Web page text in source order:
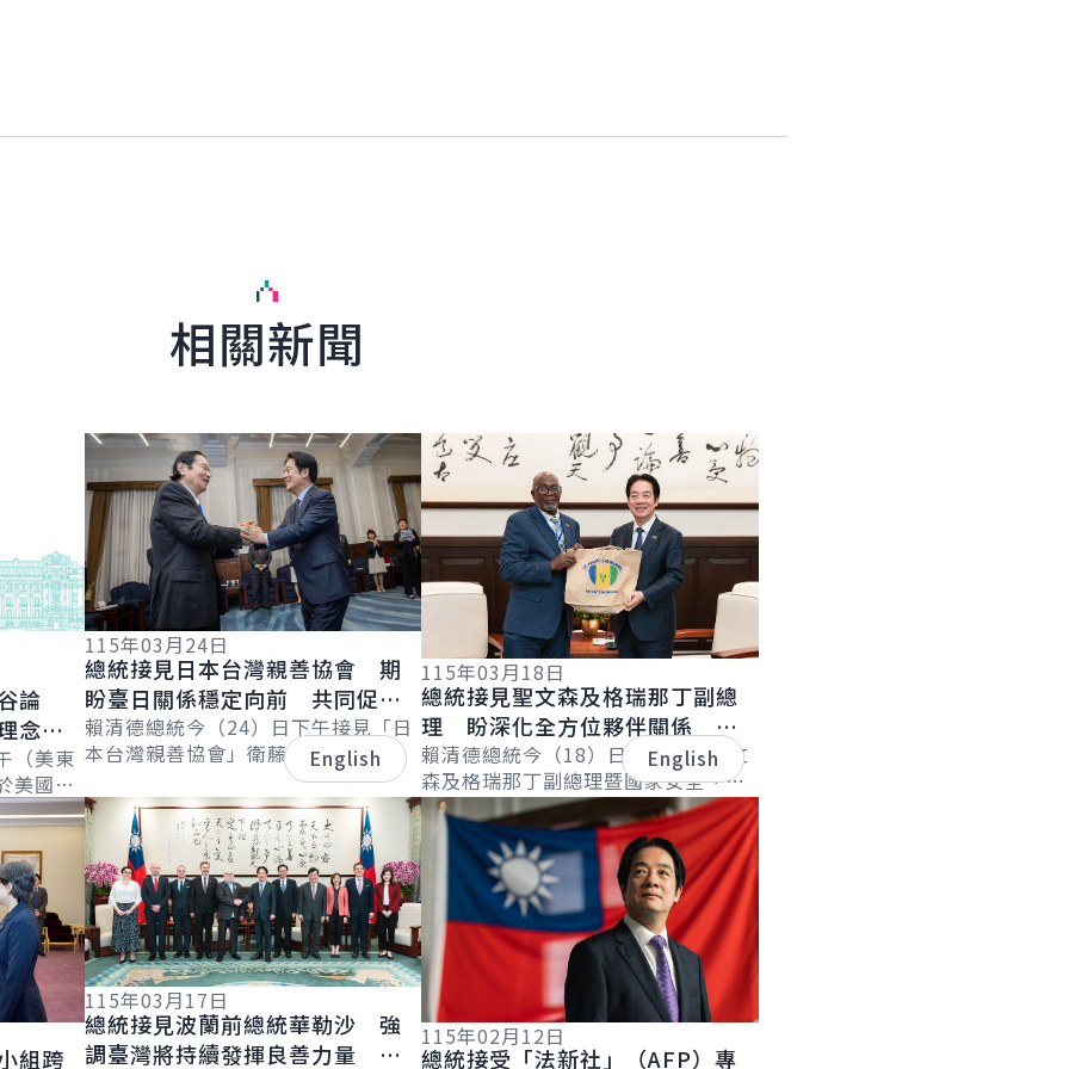
相關新聞
論
念相
繁榮
（美東
美國
&
詳細內容
115年03月24日
總統接見日本台灣親善協會 期
盼臺日關係穩定向前 共同促進
區域經濟繁榮發展
賴清德總統今（24）日下午接見「日
本台灣親善協會」衛藤征士郎會長乙
行，感謝協會長期支持臺灣，促進臺
日在各領域的交流合作。並表示，臺
日除在半導...
詳細內容
115年03月18日
總統接見聖文森及格瑞那丁副總
理 盼深化全方位夥伴關係 持
續拓展邦誼
賴清德總統今（18）日下午接見聖文
森及格瑞那丁副總理暨國家安全、災
害管理及移民部長李考克（St. Claire
Leacock）伉儷乙行時表...
組跨
詳細內容
115年03月17日
總統接見波蘭前總統華勒沙 強
調臺灣將持續發揮良善力量 成
English
詳細內容
115年02月12日
總統接受「法新社」（AFP）專
English